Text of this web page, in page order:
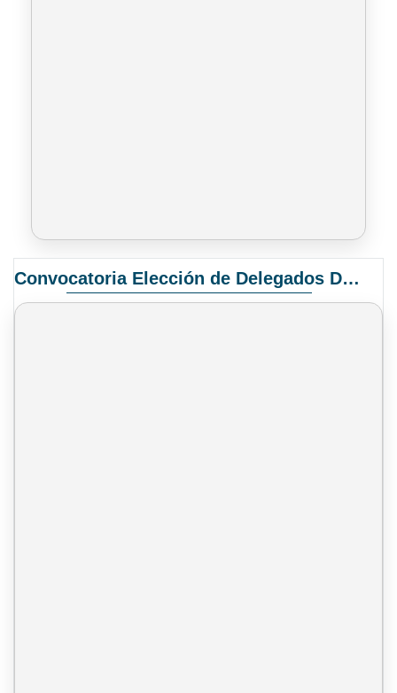
Convocatoria Elección de Delegados Docentes para el XIV Congreso Nacional de Universidades